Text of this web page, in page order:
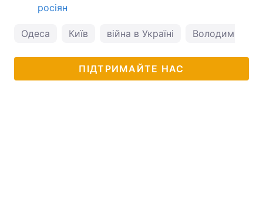
росіян
Одеса Київ війна в Україні Володимир
ПІДТРИМАЙТЕ НАС